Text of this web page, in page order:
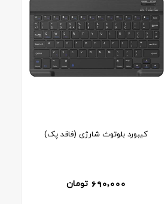
کیبورد بلوتوث شارژی (فاقد پک)
690,000 تومان